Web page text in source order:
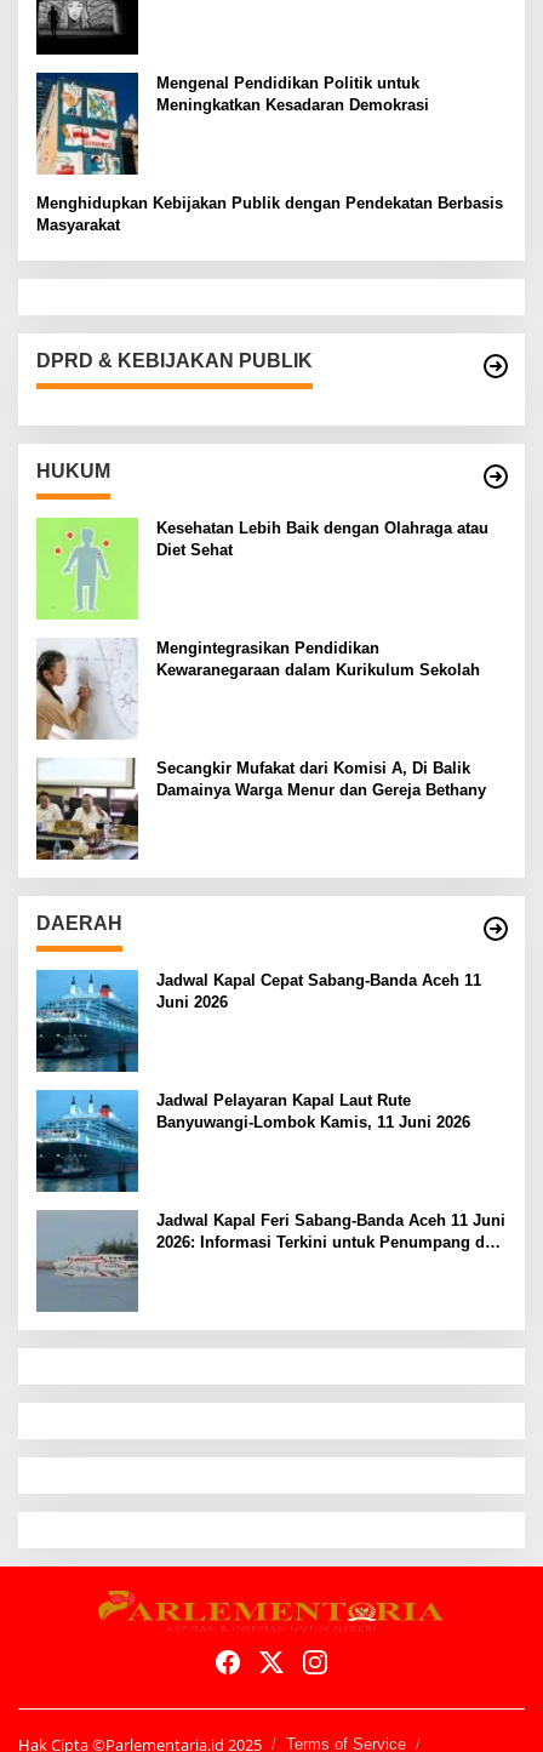
Mengenal Pendidikan Politik untuk
Meningkatkan Kesadaran Demokrasi
Menghidupkan Kebijakan Publik dengan Pendekatan Berbasis
Masyarakat
DPRD & KEBIJAKAN PUBLIK
HUKUM
Kesehatan Lebih Baik dengan Olahraga atau
Diet Sehat
Mengintegrasikan Pendidikan
Kewaranegaraan dalam Kurikulum Sekolah
Secangkir Mufakat dari Komisi A, Di Balik
Damainya Warga Menur dan Gereja Bethany
DAERAH
Jadwal Kapal Cepat Sabang-Banda Aceh 11
Juni 2026
Jadwal Pelayaran Kapal Laut Rute
Banyuwangi-Lombok Kamis, 11 Juni 2026
Jadwal Kapal Feri Sabang-Banda Aceh 11 Juni
2026: Informasi Terkini untuk Penumpang dan
Hak Cipta ©Parlementaria.id 2025 Terms of Service